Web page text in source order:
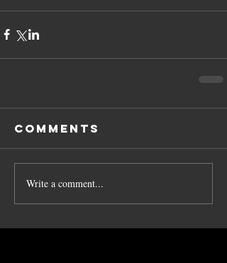
Comments
Write a comment...